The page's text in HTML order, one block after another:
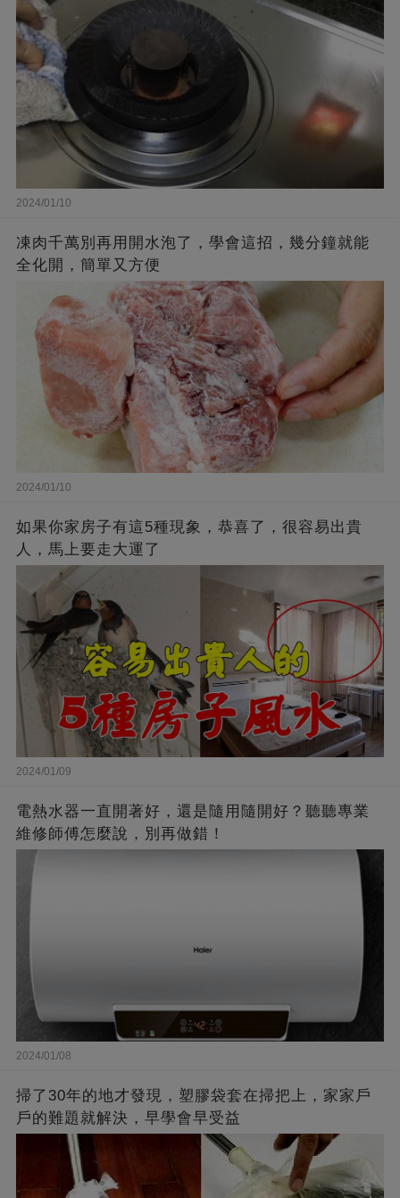
2024/01/10
凍肉千萬別再用開水泡了，學會這招，幾分鐘就能
全化開，簡單又方便
2024/01/10
如果你家房子有這5種現象，恭喜了，很容易出貴
人，馬上要走大運了
2024/01/09
電熱水器一直開著好，還是隨用隨開好？聽聽專業
維修師傅怎麼說，別再做錯！
2024/01/08
掃了30年的地才發現，塑膠袋套在掃把上，家家戶
戶的難題就解決，早學會早受益